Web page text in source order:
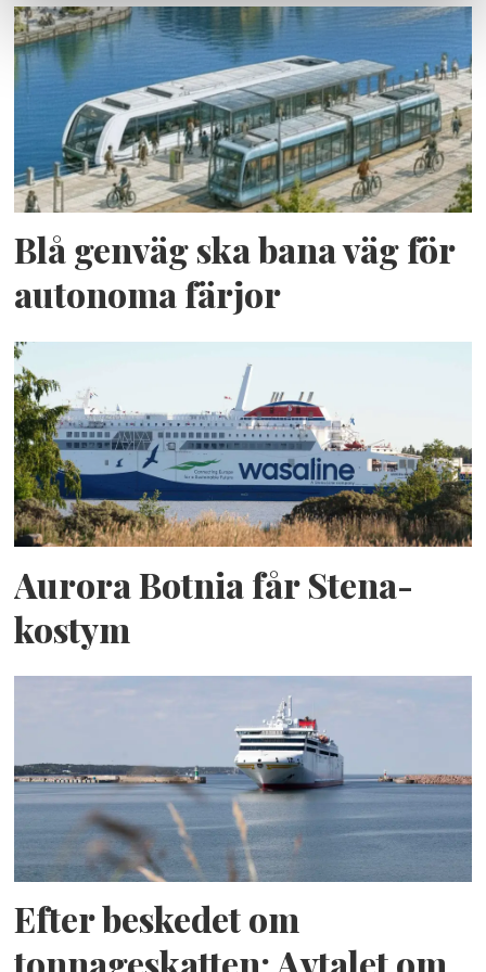
Blå genväg ska bana väg för
autonoma färjor
Aurora Botnia får Stena-
kostym
Efter beskedet om